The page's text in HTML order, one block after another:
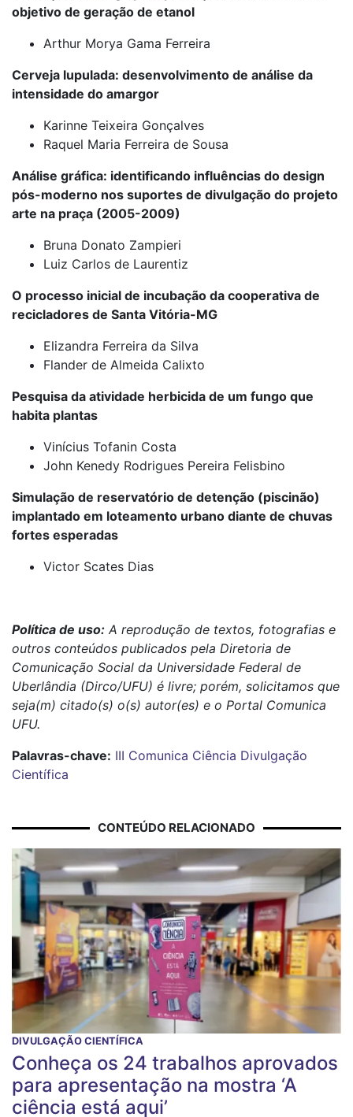
objetivo de geração de etanol
Arthur Morya Gama Ferreira
Cerveja lupulada: desenvolvimento de análise da
intensidade do amargor
Karinne Teixeira Gonçalves
Raquel Maria Ferreira de Sousa
Análise gráfica: identificando influências do design
pós-moderno nos suportes de divulgação do projeto
arte na praça (2005-2009)
Bruna Donato Zampieri
Luiz Carlos de Laurentiz
O processo inicial de incubação da cooperativa de
recicladores de Santa Vitória-MG
Elizandra Ferreira da Silva
Flander de Almeida Calixto
Pesquisa da atividade herbicida de um fungo que
habita plantas
Vinícius Tofanin Costa
John Kenedy Rodrigues Pereira Felisbino
Simulação de reservatório de detenção (piscinão)
implantado em loteamento urbano diante de chuvas
fortes esperadas
Victor Scates Dias
Política de uso: A reprodução de textos, fotografias e
outros conteúdos publicados pela Diretoria de
Comunicação Social da Universidade Federal de
Uberlândia (Dirco/UFU) é livre; porém, solicitamos que
seja(m) citado(s) o(s) autor(es) e o Portal Comunica
UFU.
Palavras-chave: III Comunica Ciência Divulgação
Científica
CONTEÚDO RELACIONADO
DIVULGAÇÃO CIENTÍFICA
Conheça os 24 trabalhos aprovados
para apresentação na mostra ‘A
ciência está aqui’